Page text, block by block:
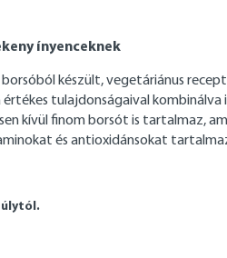
ínyenceknek
készült, vegetáriánus
tulajdonságaival
kívül finom borsót is tartalmaz,
és antioxidánsokat